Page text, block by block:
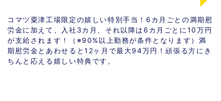
コマツ粟津工場限定の嬉しい特別手当！6カ月ごとの満期慰
労金に加えて、入社3カ月、それ以降は6カ月ごとに10万円
が支給されます！（※90%以上勤務が条件となります）満
期慰労金とあわせると12ヶ月で最大94万円！頑張る方にき
ちんと応える嬉しい特典です。